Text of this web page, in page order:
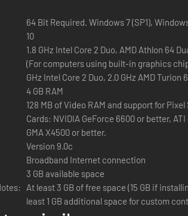
e o Father Winter faz uma visita. Até podes
a tua carreira de jardineiro — cria lindos
entregas por toda a cidade. Os Sims com jeito
subsídios. Aumenta os talentos
64 Bit Required. Windows 7 (SP1),
10
1.8 GHz Intel Core 2 Duo, AMD Athlon 64
(For computers using built-in graphics
GHz Intel Core 2 Duo, 2.0 GHz AMD
4 GB RAM
128 MB of Video RAM and support for
Cards: NVIDIA GeForce 6600 or better,
GMA X4500 or better.
Version 9.0c
Broadband Internet connection
3 GB available space
At least 3 GB of free space (15 GB if
least 1 GB additional space for custom